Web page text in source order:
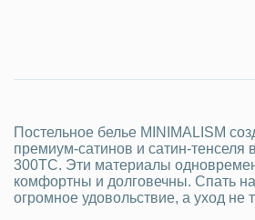
Постельное белье MINIMALISM
премиум-сатинов и сатин-тенселя
300ТС. Эти материалы
комфортны и долговечны. Спать
огромное удовольствие, а уход не